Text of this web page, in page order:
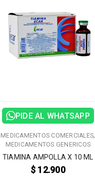
PIDE AL WHATSAPP
MEDICAMENTOS COMERCIALES,
MEDICAMENTOS GENERICOS
TIAMINA AMPOLLA X 10 ML
$ 12.900